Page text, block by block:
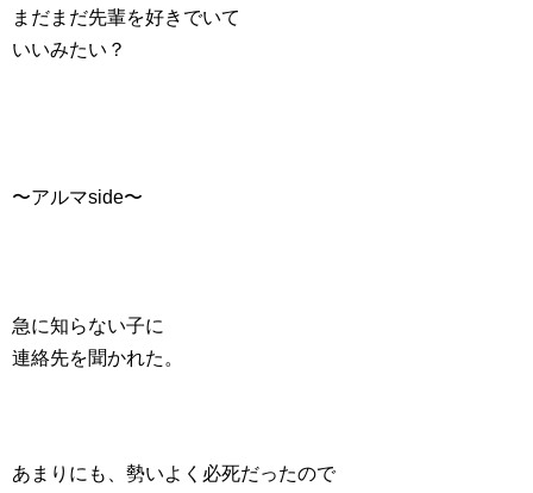
まだまだ先輩を好きでいて
いいみたい？
〜アルマside〜
急に知らない子に
連絡先を聞かれた。
あまりにも、勢いよく必死だったので